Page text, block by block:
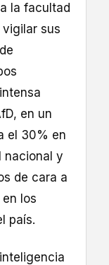
la facultad
sus
en un
el 30% en
nacional y
de cara a
los
país.